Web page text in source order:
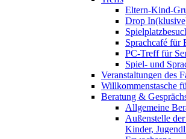
Eltern-Kind-
Drop
Sprachcafé für
PC-Treff für
Spiel- und
Veranstaltungen des
Willkommenstasche
Beratung &
Allgemeine
Außenstelle
Kinder,